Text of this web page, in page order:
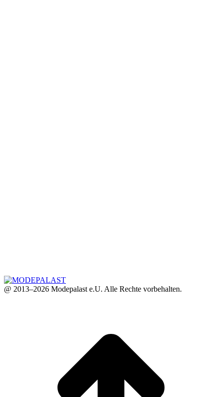
@ 2013–2026 Modepalast e.U. Alle Rechte vorbehalten.